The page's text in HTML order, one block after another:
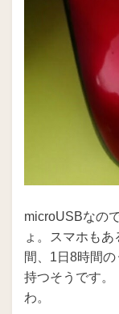
microUSBなの
ょ。スマホも
間、1日8時間
持つそうです
わ。